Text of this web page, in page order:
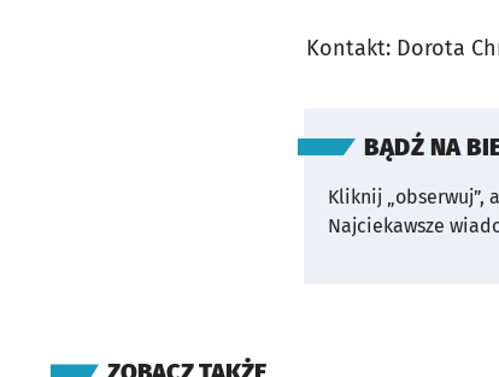
Kontakt: Dorota
BĄDŹ NA
Kliknij „obserwuj”,
Najciekawsze